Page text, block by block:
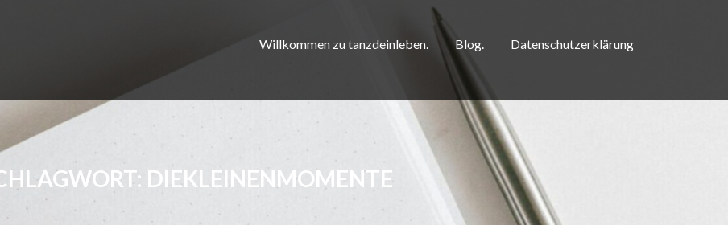
Willkommen zu tanzdeinleben. Blog. Datenschutzerklärung
DIEKLEINENMOMENTE